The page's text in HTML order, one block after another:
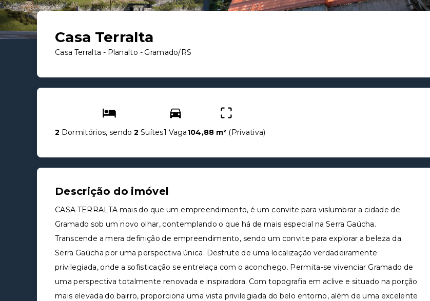
Casa Terralta
Casa Terralta - Planalto - Gramado/RS
2 Dormitórios, sendo2 Suítes1 Vaga104,88 m² (Privativa)
Descrição do imóvel
CASA TERRALTA mais do que um empreendimento, é um convite para vislumbrar a cidade de
Gramado sob um novo olhar, contemplando o que há de mais especial na Serra Gaúcha.
Transcende a mera definição de empreendimento, sendo um convite para explorar a beleza da
Serra Gaúcha por uma perspectiva única. Desfrute de uma localização verdadeiramente
privilegiada, onde a sofisticação se entrelaça com o aconchego. Permita-se vivenciar Gramado de
uma perspectiva totalmente renovada e inspiradora. Com topografia em aclive e situado na porção
mais elevada do bairro, proporciona uma vista privilegiada do belo entorno, além de uma excelente